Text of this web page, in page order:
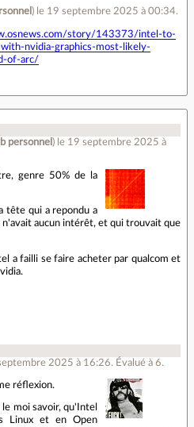
) le 19 septembre 2025 à 00:34.
story/143373/intel-to-
nvidia-graphics-most-likely-
of-arc/
personnel ) le 19 septembre 2025 à
genre 50% de la
tête qui a repondu a
n'avait aucun intérêt, et qui trouvait que
a failli se faire acheter par qualcom et
2025 à 16:26. Évalué à6.
réflexion.
moi savoir, qu'Intel
Linux et en Open